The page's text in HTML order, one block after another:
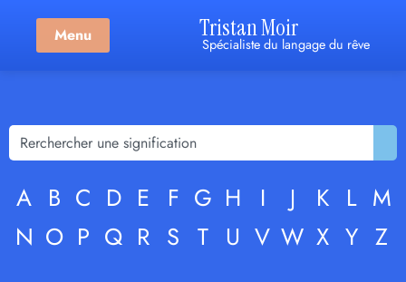
Menu Tristan Moir
Spécialiste du langage du rêve
A B C D E F G H I J K L M
N O P Q R S T U V W X Y Z